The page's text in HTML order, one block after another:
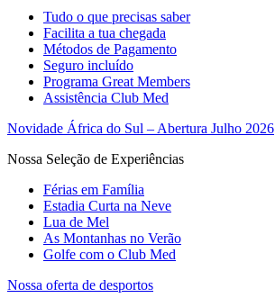
Tudo o que precisas saber
Facilita a tua chegada
Métodos de Pagamento
Seguro incluído
Programa Great Members
Assistência Club Med
Novidade África do Sul – Abertura Julho 2026
Nossa Seleção de Experiências
Férias em Família
Estadia Curta na Neve
Lua de Mel
As Montanhas no Verão
Golfe com o Club Med
Nossa oferta de desportos